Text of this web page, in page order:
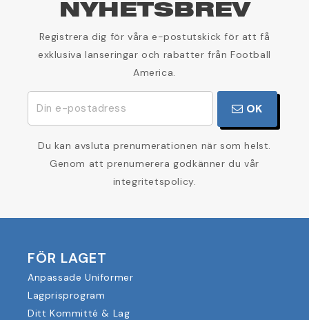
NYHETSBREV
Registrera dig för våra e-postutskick för att få
exklusiva lanseringar och rabatter från Football
America.
OK
Du kan avsluta prenumerationen när som helst.
Genom att prenumerera godkänner du vår
integritetspolicy.
FÖR LAGET
Anpassade Uniformer
Lagprisprogram
Ditt Kommitté & Lag